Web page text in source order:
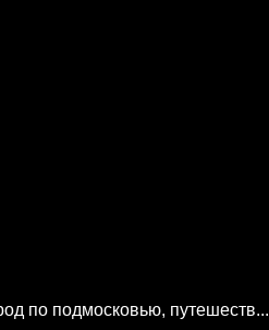
по подмосковью, путешеств...